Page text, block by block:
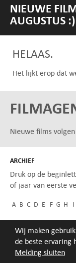
Melding sluiten
Wij maken
de beste ervaring
NIEUWE
AUGUSTUS :)
HELAAS.
Het lijkt erop dat
Nieuwe films
ARCHIEF
Druk op de
of jaar van eerste
A B C D E F G H I